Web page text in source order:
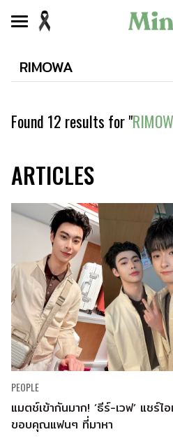
Found 12 results for "
ARTICLES
PEOPLE
แมตช์เข้ากันมาก! ‘ธีร์-เวฟ’ แชร์
ขอบคุณแฟนๆ ที่มาหา